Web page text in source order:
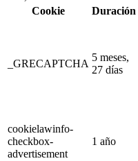
Cookie
Duración
_GRECAPTCHA
5 meses,
27 días
cookielawinfo-
checkbox-
advertisement
1 año